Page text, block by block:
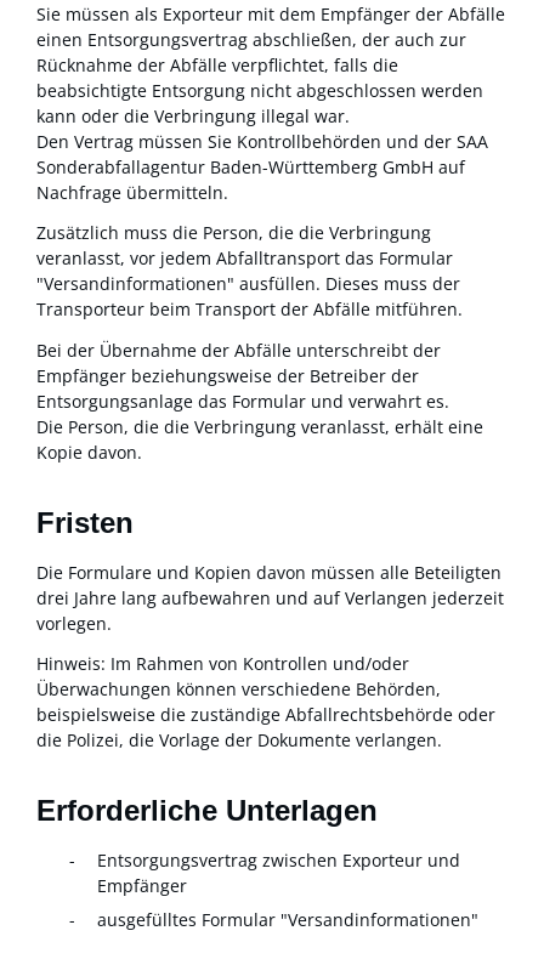
Sie müssen als Exporteur mit dem Empfänger der Abfälle
einen Entsorgungsvertrag abschließen, der auch zur
Rücknahme der Abfälle verpflichtet, falls die
beabsichtigte Entsorgung nicht abgeschlossen werden
kann oder die Verbringung illegal war.
Den Vertrag müssen Sie Kontrollbehörden und der SAA
Sonderabfallagentur Baden-Württemberg GmbH auf
Nachfrage übermitteln.
Zusätzlich muss die Person, die die Verbringung
veranlasst, vor jedem Abfalltransport das Formular
"Versandinformationen" ausfüllen. Dieses muss der
Transporteur beim Transport der Abfälle mitführen.
Bei der Übernahme der Abfälle unterschreibt der
Empfänger beziehungsweise der Betreiber der
Entsorgungsanlage das Formular und verwahrt es.
Die Person, die die Verbringung veranlasst, erhält eine
Kopie davon.
Fristen
Die Formulare und Kopien davon müssen alle Beteiligten
drei Jahre lang aufbewahren und auf Verlangen jederzeit
vorlegen.
Hinweis: Im Rahmen von Kontrollen und/oder
Überwachungen können verschiedene Behörden,
beispielsweise die zuständige Abfallrechtsbehörde oder
die Polizei, die Vorlage der Dokumente verlangen.
Erforderliche Unterlagen
Entsorgungsvertrag zwischen Exporteur und
Empfänger
ausgefülltes Formular "Versandinformationen"